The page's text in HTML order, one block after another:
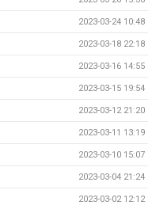
2023-03-24 10:48
2023-03-18 22:18
2023-03-16 14:55
2023-03-15 19:54
2023-03-12 21:20
2023-03-11 13:19
2023-03-10 15:07
2023-03-04 21:24
2023-03-02 12:12